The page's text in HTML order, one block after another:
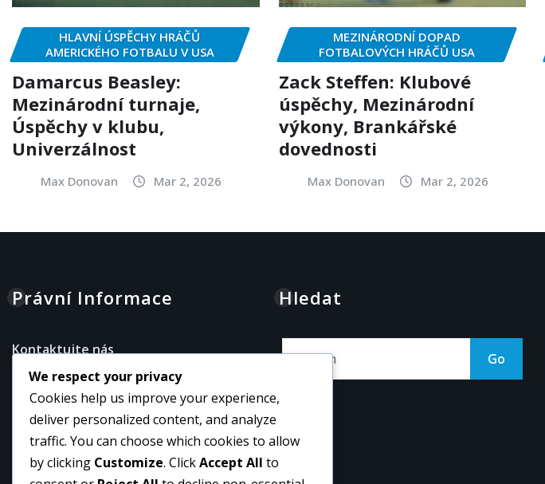
HLAVNÍ ÚSPĚCHY HRÁČŮ
AMERICKÉHO FOTBALU V USA
Damarcus Beasley:
Mezinárodní turnaje,
Úspěchy v klubu,
Univerzálnost
Max Donovan Mar 2, 2026
MEZINÁRODNÍ DOPAD
FOTBALOVÝCH HRÁČŮ USA
Zack Steffen: Klubové
úspěchy, Mezinárodní
výkony, Brankářské
dovednosti
Max Donovan Mar 2, 2026
Právní Informace
Kontaktujte nás
Cookies a sledování
Obchodní podmínky
Zásady ochrany osobních údajů
O nás
Hledat
Go
We respect your privacy
Cookies help us improve your experience,
deliver personalized content, and analyze
traffic. You can choose which cookies to allow
by clicking Customize. ClickAccept All to